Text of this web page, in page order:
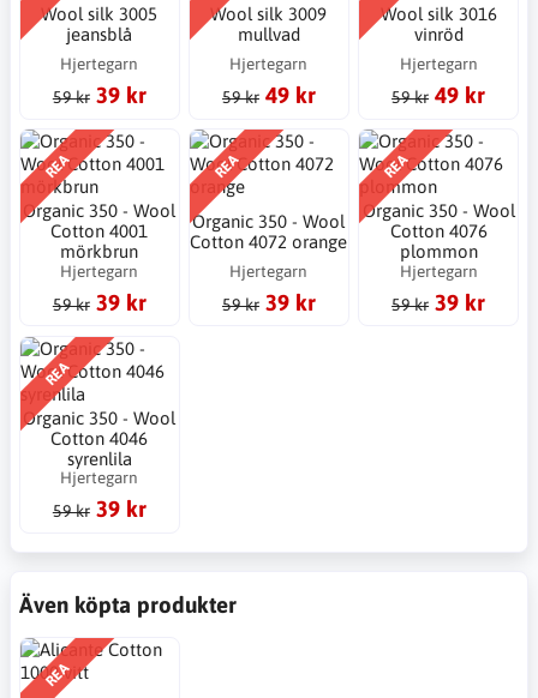
Wool silk 3005
jeansblå
Hjertegarn
59 kr 39 kr
Wool silk 3009
mullvad
Hjertegarn
59 kr 49 kr
Wool silk 3016
vinröd
Hjertegarn
59 kr 49 kr
REA
Organic 350 - Wool
Cotton 4001
mörkbrun
Hjertegarn
59 kr 39 kr
REA
Organic 350 - Wool
Cotton 4072 orange
Hjertegarn
59 kr 39 kr
REA
Organic 350 - Wool
Cotton 4076
plommon
Hjertegarn
59 kr 39 kr
REA
Organic 350 - Wool
Cotton 4046
syrenlila
Hjertegarn
59 kr 39 kr
Även köpta produkter
REA